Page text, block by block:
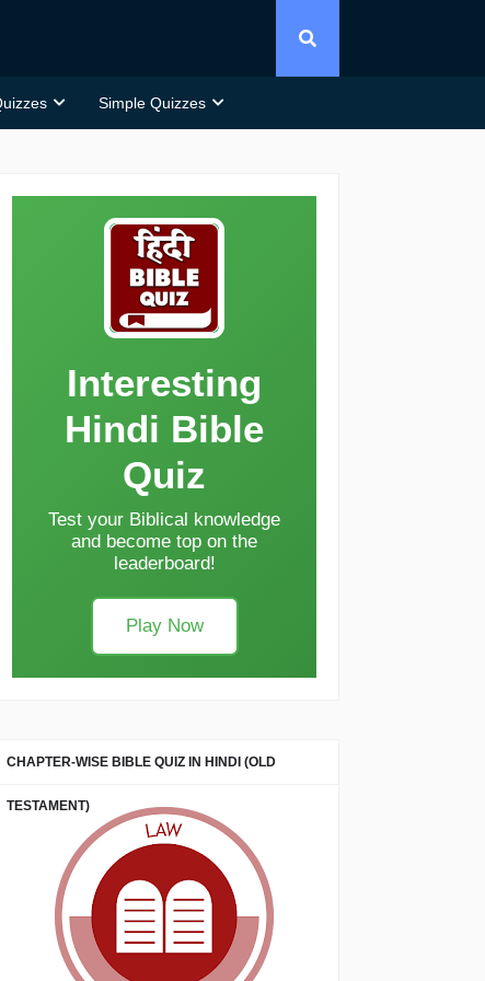
Simple Quizzes
Interesting
Hindi Bible
Quiz
Test your Biblical knowledge
and become top on the
leaderboard!
Play Now
CHAPTER-WISE BIBLE QUIZ IN HINDI (OLD
TESTAMENT)